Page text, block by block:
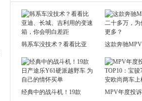
韩系车没技术？看看比亚 这款奔驰
经典中的战斗机！19款 MPV年度投